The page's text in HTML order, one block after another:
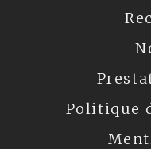
Politique